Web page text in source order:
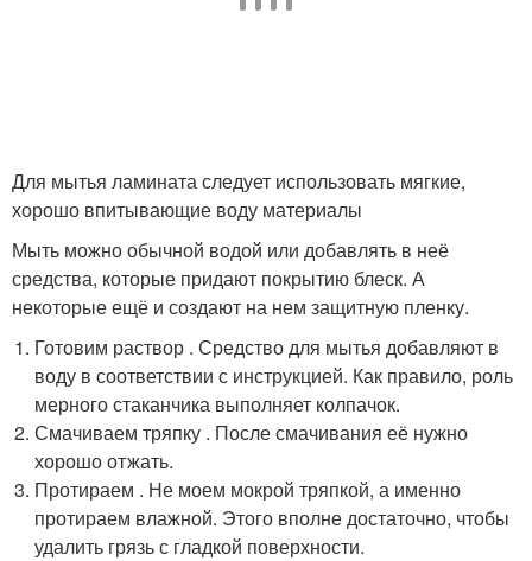
Для мытья ламината следует использовать мягкие,
хорошо впитывающие воду материалы
Мыть можно обычной водой или добавлять в неё
средства, которые придают покрытию блеск. А
некоторые ещё и создают на нем защитную пленку.
Готовим раствор . Средство для мытья добавляют в
воду в соответствии с инструкцией. Как правило, роль
мерного стаканчика выполняет колпачок.
Смачиваем тряпку . После смачивания её нужно
хорошо отжать.
Протираем . Не моем мокрой тряпкой, а именно
протираем влажной. Этого вполне достаточно, чтобы
удалить грязь с гладкой поверхности.